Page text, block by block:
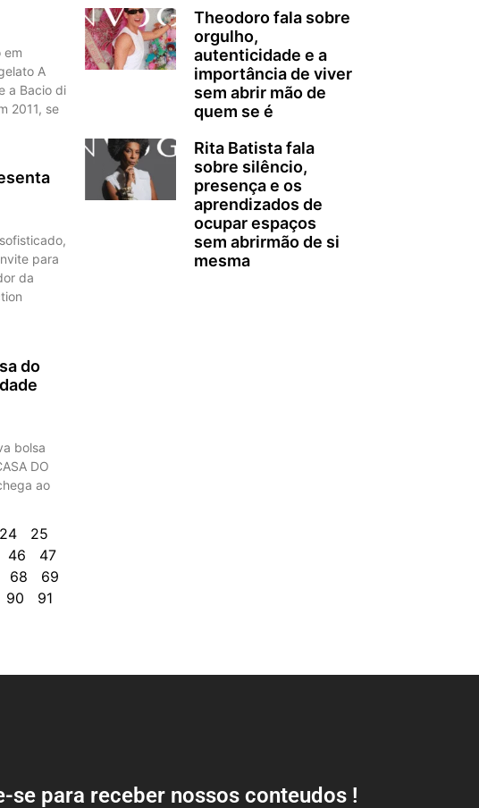
em
A
a Bacio di
2011, se
para
da
do
bolsa
DO
ao
24
25
46
47
68
69
90
91
Theodoro fala sobre
orgulho,
autenticidade e a
importância de viver
sem abrir mão de
quem se é
Rita Batista fala
sobre silêncio,
presença e os
aprendizados de
ocupar espaços
sem abrirmão de si
mesma
se para receber nossos conteudos !